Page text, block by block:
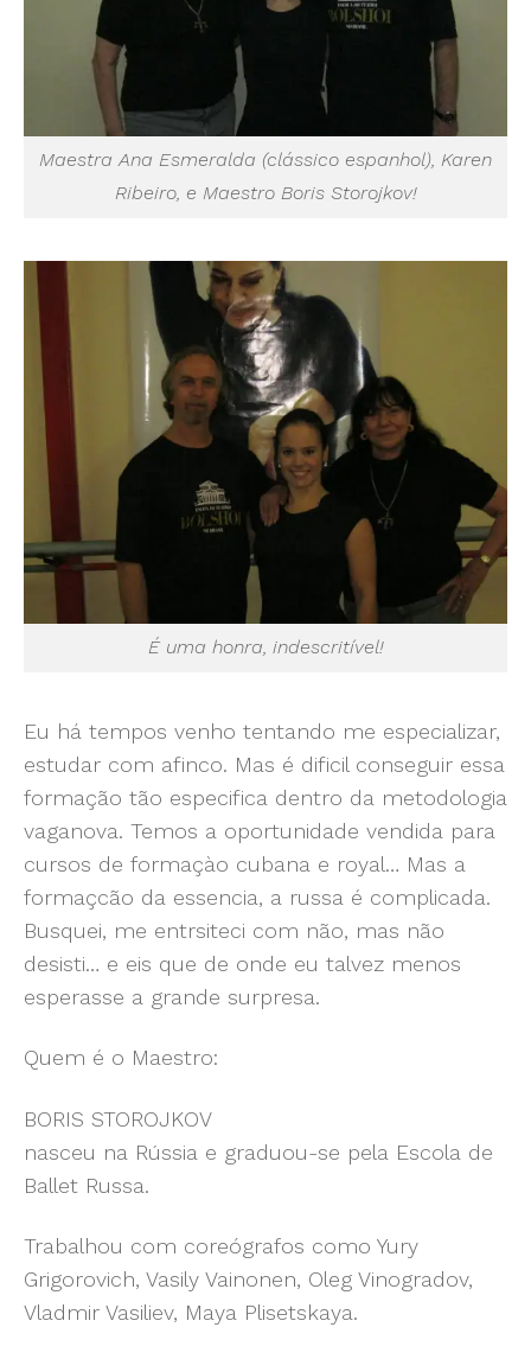
Maestra Ana Esmeralda (clássico espanhol), Karen
Ribeiro, e Maestro Boris Storojkov!
É uma honra, indescritível!
Eu há tempos venho tentando me especializar,
estudar com afinco. Mas é dificil conseguir essa
formação tão especifica dentro da metodologia
vaganova. Temos a oportunidade vendida para
cursos de formaçào cubana e royal… Mas a
formaçcão da essencia, a russa é complicada.
Busquei, me entrsiteci com não, mas não
desisti… e eis que de onde eu talvez menos
esperasse a grande surpresa.
Quem é o Maestro:
BORIS STOROJKOV
nasceu na Rússia e graduou-se pela Escola de
Ballet Russa.
Trabalhou com coreógrafos como Yury
Grigorovich, Vasily Vainonen, Oleg Vinogradov,
Vladmir Vasiliev, Maya Plisetskaya.